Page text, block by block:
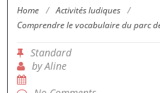
Home / Activités ludiques /
Comprendre le vocabulaire du parc
Standard
byAline